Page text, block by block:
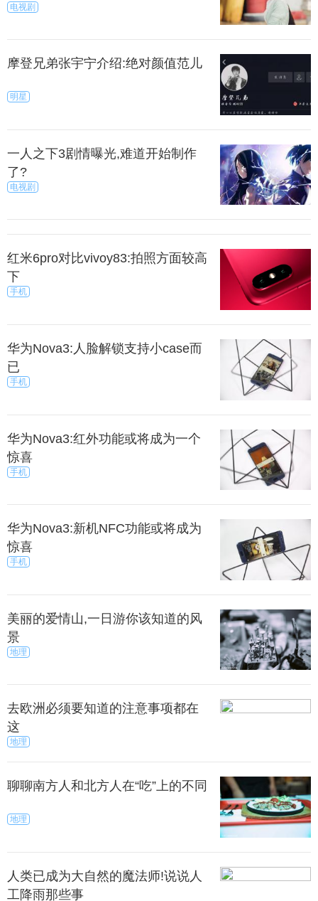
尖椒、大葱、香菜等切成细末，纳入碗内，加入
酱油、味精、醋调成一种蘸汁，因这种蘸汁味辛辣，
故称为老虎菜。其实老虎菜不仅可以用作菜品的蘸
下一页
秀目网 /探索 /地理
电视剧
摩登兄弟张宇宁介绍:绝对颜值范儿
明星
一人之下3剧情曝光,难道开始制作
了?
电视剧
红米6pro对比vivoy83:拍照方面较高
下
手机
华为Nova3:人脸解锁支持小case而
已
手机
华为Nova3:红外功能或将成为一个
惊喜
手机
华为Nova3:新机NFC功能或将成为
惊喜
手机
美丽的爱情山,一日游你该知道的风
景
地理
去欧洲必须要知道的注意事项都在
这
地理
聊聊南方人和北方人在“吃”上的不同
地理
人类已成为大自然的魔法师!说说人
工降雨那些事